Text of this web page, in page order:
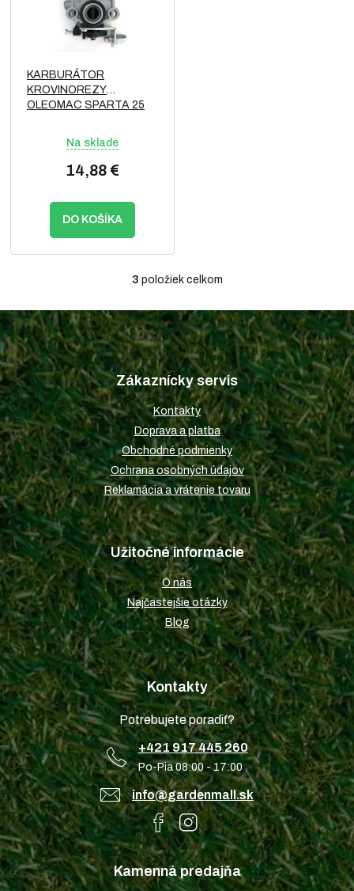
KARBURÁTOR
KROVINOREZY
OLEOMAC SPARTA 25
Na sklade
14,88 €
DO KOŠÍKA
O
l
á
d
a
c
i
e
p
r
v
k
y
v
ý
p
i
s
u
3 položiek celkom
Z
á
p
ä
t
i
e
Zákaznícky servis
Kontakty
Doprava a platba
Obchodné podmienky
Ochrana osobných údajov
Reklamácia a vrátenie tovaru
Užitočné informácie
O nás
Najčastejšie otázky
Blog
Kontakty
Potrebujete poradiť?
+421 917 445 260
Po-Pia 08:00 - 17:00
info@gardenmall.sk
Kamenná predajňa